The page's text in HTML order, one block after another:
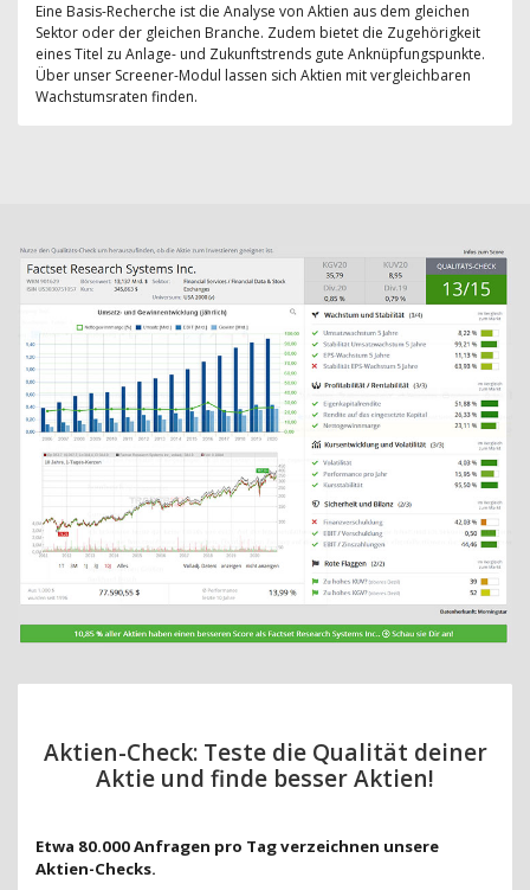
Eine Basis-Recherche ist die Analyse von Aktien aus dem gleichen
Sektor oder der gleichen Branche. Zudem bietet die Zugehörigkeit
eines Titel zu Anlage- und Zukunftstrends gute Anknüpfungspunkte.
Über unser Screener-Modul lassen sich Aktien mit vergleichbaren
Wachstumsraten finden.
Aktien-Check: Teste die Qualität deiner
Aktie und finde besser Aktien!
Etwa 80.000 Anfragen pro Tag verzeichnen unsere
Aktien-Checks.